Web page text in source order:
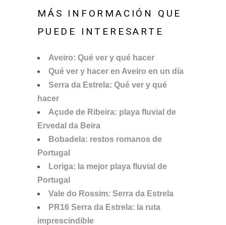
MÁS INFORMACIÓN QUE
PUEDE INTERESARTE
Aveiro: Qué ver y qué hacer
Qué ver y hacer en Aveiro en un día
Serra da Estrela: Qué ver y qué
hacer
Açude de Ribeira: playa fluvial de
Ervedal da Beira
Bobadela: restos romanos de
Portugal
Loriga: la mejor playa fluvial de
Portugal
Vale do Rossim: Serra da Estrela
PR16 Serra da Estrela: la ruta
imprescindible